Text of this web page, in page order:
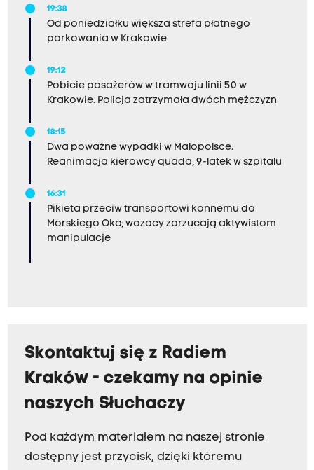
19:38
Od poniedziałku większa strefa płatnego
parkowania w Krakowie
19:12
Pobicie pasażerów w tramwaju linii 50 w
Krakowie. Policja zatrzymała dwóch mężczyzn
18:15
Dwa poważne wypadki w Małopolsce.
Reanimacja kierowcy quada, 9-latek w szpitalu
16:31
Pikieta przeciw transportowi konnemu do
Morskiego Oka; wozacy zarzucają aktywistom
manipulacje
Skontaktuj się z Radiem
Kraków - czekamy na opinie
naszych Słuchaczy
Pod każdym materiałem na naszej stronie
dostępny jest przycisk, dzięki któremu